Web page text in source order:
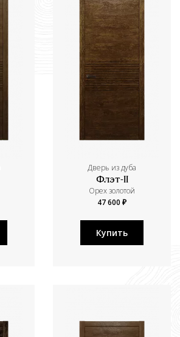
Дверь из дуба
Флэт-II
Орех золотой
47 600 ₽
Купить